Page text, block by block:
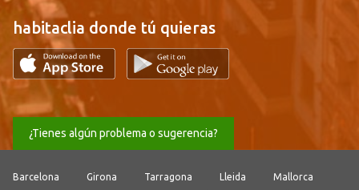
habitaclia donde tú quieras
¿Tienes algún problema o sugerencia?
Barcelona Girona Tarragona Lleida
Mallorca